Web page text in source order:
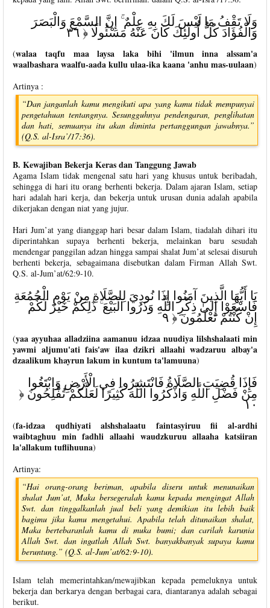
وَلَا تَقْفُ مَا لَيْسَ لَكَ بِهِ عِلْمٌ ۚ إِنَّ السَّمْعَ وَالْبَصَرَ
وَالْفُؤَادَ كُلُّ أُولَٰئِكَ كَانَ عَنْهُ مَسْئُولًا ﴿ ٣٦
(walaa taqfu maa laysa laka bihi 'ilmun inna alssam'a
waalbashara waalfu-aada kullu ulaa-ika kaana 'anhu mas-uulaan)
Artinya :
“Dan janganlah kamu mengikuti apa yang kamu tidak mempunyai
pengetahuan tentangnya. Sesungguhnya pendengaran, penglihatan
dan hati, semuanya itu akan diminta pertanggungan jawabnya.”
(Q.S. al-Isra’/17:36).
B. Kewajiban Bekerja Keras dan Tanggung Jawab
Agama Islam tidak mengenal satu hari yang khusus untuk beribadah,
sehingga di hari itu orang berhenti bekerja. Dalam ajaran Islam, setiap
hari adalah hari kerja, dan bekerja untuk urusan dunia adalah apabila
dikerjakan dengan niat yang jujur.
Hari Jum’at yang dianggap hari besar dalam Islam, tiadalah dihari itu
diperintahkan supaya berhenti bekerja, melainkan baru sesudah
mendengar panggilan adzan hingga sampai shalat Jum’at selesai disuruh
berhenti bekerja, sebagaimana disebutkan dalam Firman Allah Swt.
Q.S. al-Jum’at/62:9-10.
يَا أَيُّهَا الَّذِينَ آمَنُوا إِذَا نُودِيَ لِلصَّلَاةِ مِنْ يَوْمِ الْجُمُعَةِ
فَاسْعَوْا إِلَىٰ ذِكْرِ اللَّهِ وَذَرُوا الْبَيْعَ ۚ ذَٰلِكُمْ خَيْرٌ لَكُمْ
إِنْ كُنْتُمْ تَعْلَمُونَ ﴿ ٩
(yaa ayyuhaa alladziina aamanuu idzaa nuudiya lilshshalaati min
yawmi aljumu'ati fais'aw ilaa dzikri allaahi wadzaruu albay'a
dzaalikum khayrun lakum in kuntum ta'lamuuna)
فَإِذَا قُضِيَتِ الصَّلَاةُ فَانْتَشِرُوا فِي الْأَرْضِ وَابْتَغُوا
مِنْ فَضْلِ اللَّهِ وَاذْكُرُوا اللَّهَ كَثِيرًا لَعَلَّكُمْ تُفْلِحُونَ ﴿
١٠
(fa-idzaa qudhiyati alshshalaatu faintasyiruu fii al-ardhi
waibtaghuu min fadhli allaahi waudzkuruu allaaha katsiiran
la'allakum tuflihuuna)
Artinya:
“Hai orang-orang beriman, apabila diseru untuk menunaikan
shalat Jum’at, Maka bersegeralah kamu kepada mengingat Allah
Swt. dan tinggalkanlah jual beli yang demikian itu lebih baik
bagimu jika kamu mengetahui. Apabila telah ditunaikan shalat,
Maka bertebaranlah kamu di muka bumi; dan carilah karunia
Allah Swt. dan ingatlah Allah Swt. banyakbanyak supaya kamu
beruntung.” (Q.S. al-Jum’at/62:9-10).
Islam telah memerintahkan/mewajibkan kepada pemeluknya untuk
bekerja dan berkarya dengan berbagai cara, diantaranya adalah sebagai
berikut.